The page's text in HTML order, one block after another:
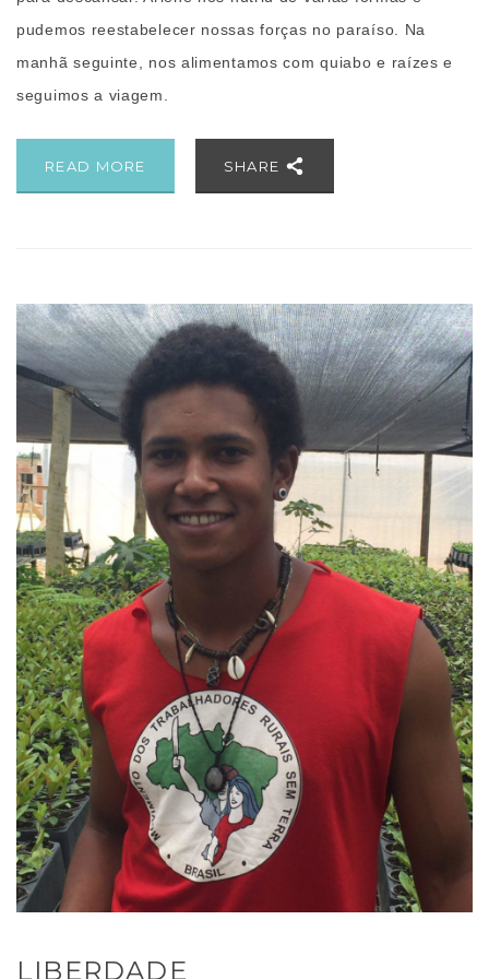
pudemos reestabelecer nossas forças no paraíso. Na
manhã seguinte, nos alimentamos com quiabo e raízes e
seguimos a viagem.
READ MORE SHARE
LIBERDADE